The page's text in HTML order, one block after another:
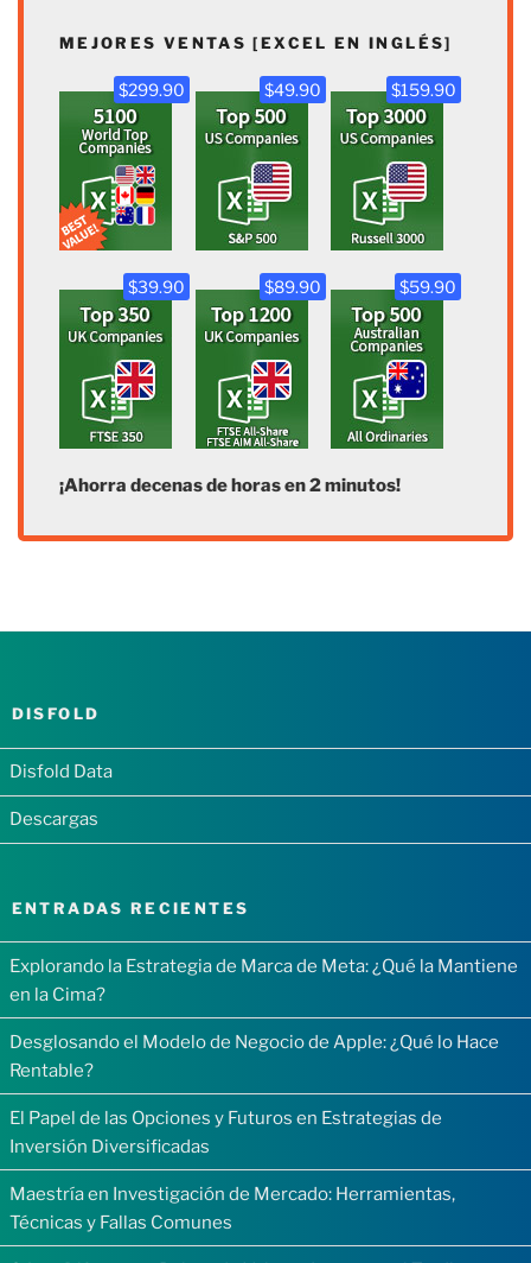
MEJORES VENTAS [EXCEL EN INGLÉS]
$299.90 $49.90 $159.90
$39.90 $89.90 $59.90
¡Ahorra decenas de horas en 2 minutos!
DISFOLD
Disfold Data
Descargas
ENTRADAS RECIENTES
Explorando la Estrategia de Marca de Meta: ¿Qué la Mantiene
en la Cima?
Desglosando el Modelo de Negocio de Apple: ¿Qué lo Hace
Rentable?
El Papel de las Opciones y Futuros en Estrategias de
Inversión Diversificadas
Maestría en Investigación de Mercado: Herramientas,
Técnicas y Fallas Comunes